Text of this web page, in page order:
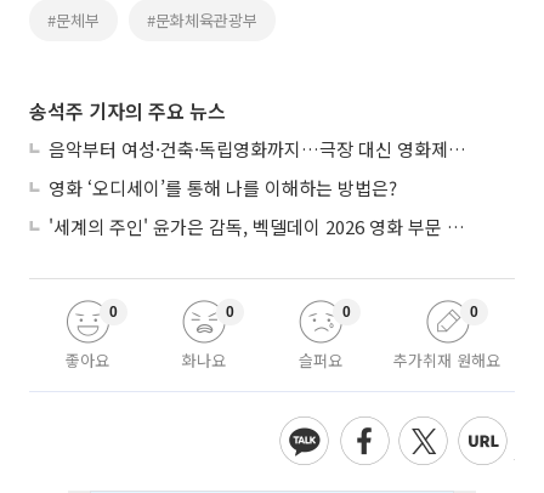
#문체부 #문화체육관광부
송석주 기자의 주요 뉴스
음악부터 여성·건축·독립영화까지…극장 대신 영화제로 즐기는 스크린 여행
영화 ‘오디세이’를 통해 나를 이해하는 방법은?
'세계의 주인' 윤가은 감독, 벡델데이 2026 영화 부문 벡델리안 감독 선정
좋아요
0
화나요
0
슬퍼요
0
추가취재 원해요
0